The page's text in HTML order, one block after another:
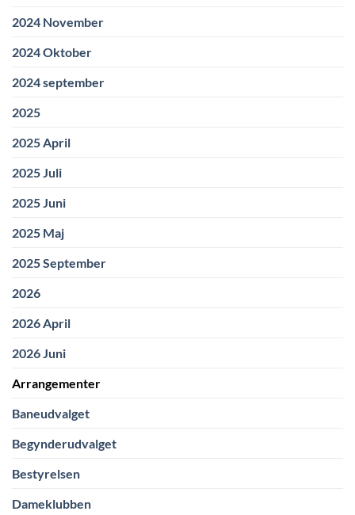
2024 November
2024 Oktober
2024 september
2025
2025 April
2025 Juli
2025 Juni
2025 Maj
2025 September
2026
2026 April
2026 Juni
Arrangementer
Baneudvalget
Begynderudvalget
Bestyrelsen
Dameklubben